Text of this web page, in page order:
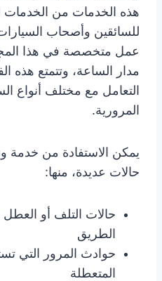
هذه الخدمات من الخدمات
للسائقين وأصحاب
عمل متخصصة في هذا
مدار الساعة، وتتمتع هذه
التعامل مع مختلف أنواع
المرورية.
يمكن الاستفادة من خدمة
حالات عديدة، منها:
حالات التلف أو
الطريق
حوادث المرور التي
المتعطلة